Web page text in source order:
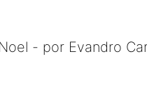
- por Evandro